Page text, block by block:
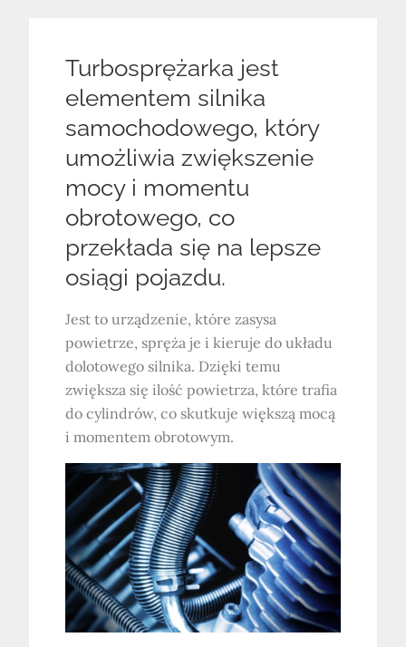
Turbosprężarka jest
elementem silnika
samochodowego, który
umożliwia zwiększenie
mocy i momentu
obrotowego, co
przekłada się na lepsze
osiągi pojazdu.
Jest to urządzenie, które zasysa
powietrze, spręża je i kieruje do układu
dolotowego silnika. Dzięki temu
zwiększa się ilość powietrza, które trafia
do cylindrów, co skutkuje większą mocą
i momentem obrotowym.